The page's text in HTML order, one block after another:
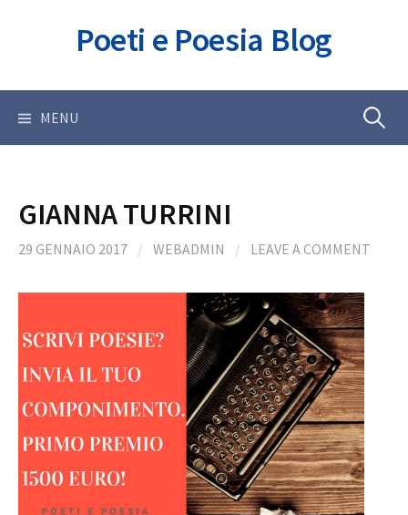
Poeti e Poesia Blog
MENU Ricerca
GIANNA TURRINI
29 GENNAIO 2017 / WEBADMIN / LEAVE A COMMENT